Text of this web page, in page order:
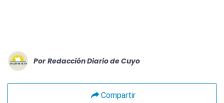
Por Redacción Diario de Cuyo
Compartir